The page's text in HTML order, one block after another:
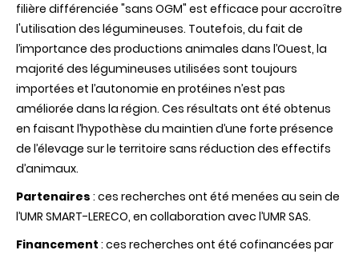
filière différenciée "sans OGM" est efficace pour accroître
l'utilisation des légumineuses. Toutefois, du fait de
l’importance des productions animales dans l’Ouest, la
majorité des légumineuses utilisées sont toujours
importées et l’autonomie en protéines n’est pas
améliorée dans la région. Ces résultats ont été obtenus
en faisant l’hypothèse du maintien d’une forte présence
de l’élevage sur le territoire sans réduction des effectifs
d’animaux.
Partenaires : ces recherches ont été menées au sein de
l’UMR SMART-LERECO, en collaboration avec l’UMR SAS.
Financement : ces recherches ont été cofinancées par